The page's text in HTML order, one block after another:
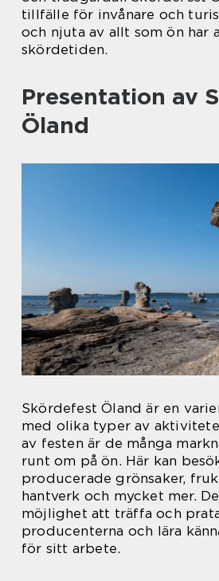
tillfälle för invånare och
och njuta av allt som ön har
skördetiden.
Presentation av
Öland
Skördefest Öland är en
med olika typer av
av festen är de många
runt om på ön. Här kan
producerade grönsaker,
hantverk och mycket mer.
möjlighet att träffa och
producenterna och lära
för sitt arbete.